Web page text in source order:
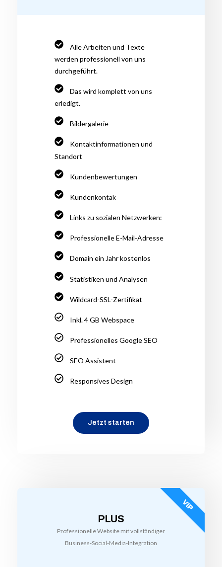
Alle Arbeiten und Texte
werden professionell von uns
durchgeführt.
Das wird komplett von uns
erledigt.
Bildergalerie
Kontaktinformationen und
Standort
Kundenbewertungen
Kundenkontak
Links zu sozialen Netzwerken:
Professionelle E-Mail-Adresse
Domain ein Jahr kostenlos
Statistiken und Analysen
Wildcard-SSL-Zertifikat
Inkl. 4 GB Webspace
Professionelles Google SEO
SEO Assistent
Responsives Design
Jetzt starten
PLUS
Professionelle Website mit vollständiger
Business-Social-Media-Integration
VIP